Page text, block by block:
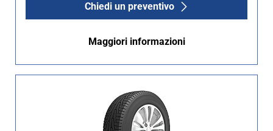
Chiedi un preventivo
Maggiori informazioni